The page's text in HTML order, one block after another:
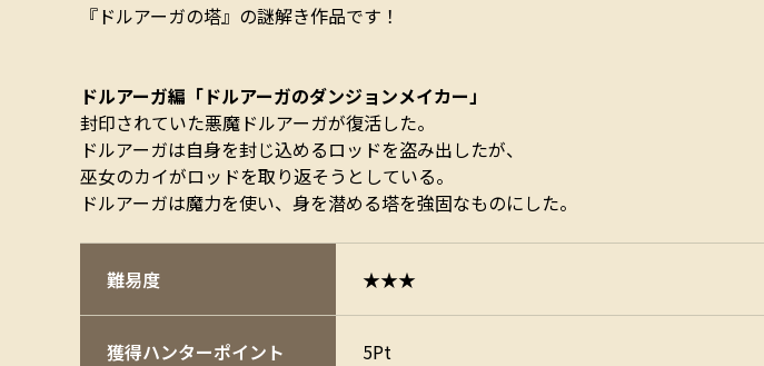
『ドルアーガの塔』の謎解き作品です！
ドルアーガ編「ドルアーガのダンジョンメイカー」
封印されていた悪魔ドルアーガが復活した。
ドルアーガは自身を封じ込めるロッドを盗み出したが、
巫女のカイがロッドを取り返そうとしている。
ドルアーガは魔力を使い、身を潜める塔を強固なものにした。
難易度 ★★★
獲得ハンターポイント 5Pt